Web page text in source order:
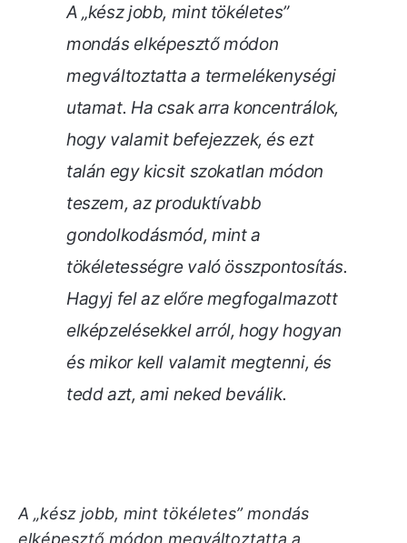
A „kész jobb, mint tökéletes”
mondás elképesztő módon
megváltoztatta a termelékenységi
utamat. Ha csak arra koncentrálok,
hogy valamit befejezzek, és ezt
talán egy kicsit szokatlan módon
teszem, az produktívabb
gondolkodásmód, mint a
tökéletességre való összpontosítás.
Hagyj fel az előre megfogalmazott
elképzelésekkel arról, hogy hogyan
és mikor kell valamit megtenni, és
tedd azt, ami neked beválik.
A „kész jobb, mint tökéletes” mondás
elképesztő módon megváltoztatta a